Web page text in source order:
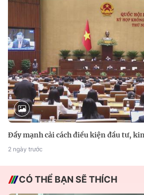
Đẩy mạnh cải cách điều kiện đầu tư,
2 ngày trước
CÓ THỂ BẠN SẼ THÍCH